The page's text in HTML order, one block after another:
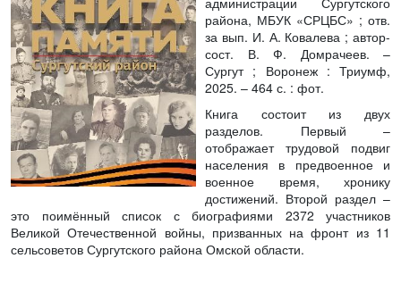
района, МБУК «СРЦБС» ; отв.
за вып. И. А. Ковалева ; автор-
сост. В. Ф. Домрачеев. –
Сургут ; Воронеж : Триумф,
2025. – 464 с. : фот.
Книга состоит из двух
разделов. Первый –
отображает трудовой подвиг
населения в предвоенное и
военное время, хронику
достижений. Второй раздел –
это поимённый список с биографиями 2372 участников
Великой Отечественной войны, призванных на фронт из 11
сельсоветов Сургутского района Омской области.